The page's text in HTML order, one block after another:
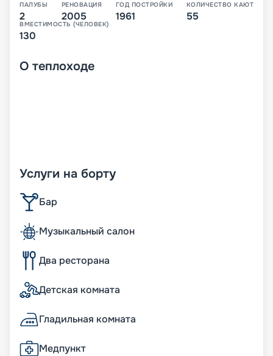
ПАЛУБЫ
2
РЕНОВАЦИЯ
2005
ГОД ПОСТРОЙКИ
1961
КОЛИЧЕСТВО КАЮТ
55
ВМЕСТИМОСТЬ (ЧЕЛОВЕК)
130
О теплоходе
Услуги на борту
Бар
Музыкальный салон
Два ресторана
Детская комната
Гладильная комната
Медпункт